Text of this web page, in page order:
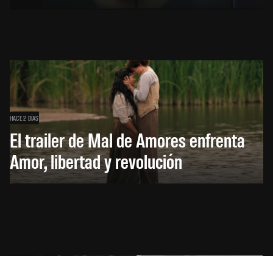
HACE 2 DÍAS
El trailer de Mal de Amores enfrenta
Amor, libertad y revolución